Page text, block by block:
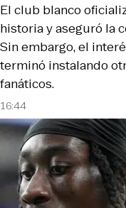
16:44
El club blanco
historia y aseguró la
Sin embargo, el
terminó instalando
fanáticos.